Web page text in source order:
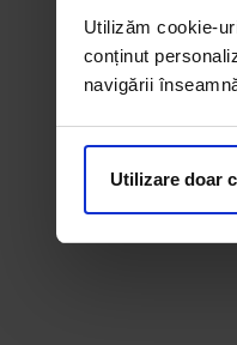
Utilizăm cookie-
conținut
navigării
Utilizare doar